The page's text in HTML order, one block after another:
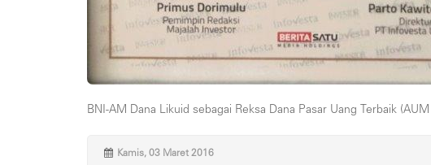
BNI-AM Dana Likuid sebagai Reksa Dana Pasar Uang Terbaik
Kamis, 03 Maret 2016